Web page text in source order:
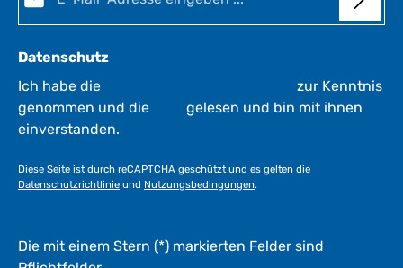
1
-
W
e
r
g
Datenschutz
Ich habe die
zur Kenntnis
genommen und die
gelesen und bin mit ihnen
einverstanden.
Diese Seite ist durch reCAPTCHA geschützt und es gelten die
Datenschutzrichtlinie und Nutzungsbedingungen.
Die mit einem Stern (*) markierten Felder sind